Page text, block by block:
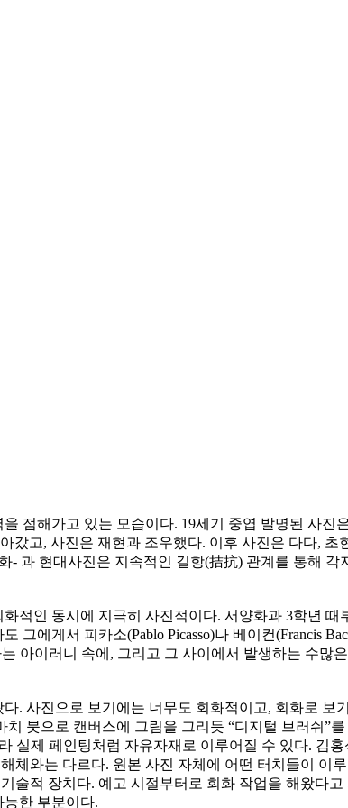
점해가고 있는 모습이다. 19세기 중엽 발명된 사진
갔고, 사진은 재현과 조우했다. 이후 사진은 다다, 초
과 현대사진은 지속적인 길항(拮抗) 관계를 통해 각
적인 동시에 지극히 사진적이다. 서양화과 3학년 때
에게서 피카소(Pablo Picasso)나 베이컨(Francis
아이러니 속에, 그리고 그 사이에서 발생하는 수많
. 사진으로 보기에는 너무도 회화적이고, 회화로 보
붓으로 캔버스에 그림을 그리듯 “디지털 브러쉬”
실제 페인팅처럼 자유자재로 이루어질 수 있다. 김홍
체와는 다르다. 원본 사진 자체에 어떤 터치들이 이
술적 장치다. 예고 시절부터로 회화 작업을 해왔다
한 부분이다.